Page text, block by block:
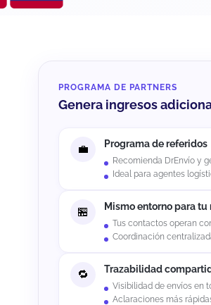
PROGRAMA DE PARTNERS
Genera ingresos
Programa de referidos
Recomienda DrEnvío y
Ideal para agentes
Mismo entorno para tu
Tus contactos operan
Coordinación
Trazabilidad
Visibilidad de envíos en
Aclaraciones más